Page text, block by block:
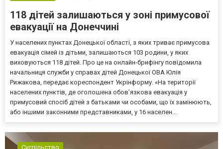
118 дітей залишаються у зоні примусової
евакуації на Донеччині
У населених пунктах Донецької області, з яких триває примусова
евакуація сімей із дітьми, залишаються 103 родини, у яких
виховуються 118 дітей. Про це на онлайн-брифінгу повідомила
начальниця служби у справах дітей Донецької ОВА Юлія
Рижакова, передає кореспондент Укрінформу. «На території
населених пунктів, де оголошена обов’язкова евакуація у
примусовий спосіб дітей з батьками чи особами, що їх замінюють,
або іншими законними представниками, у 16 населен...
Суспільство